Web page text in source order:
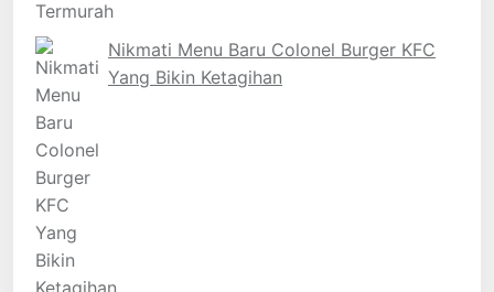
Nikmati Menu Baru Colonel Burger KFC
Yang Bikin Ketagihan